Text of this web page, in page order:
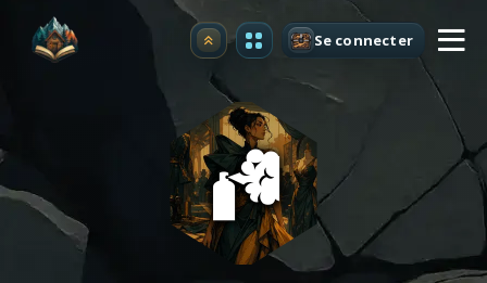
Premium Se connecter